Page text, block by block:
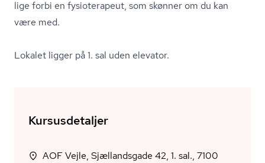
lige forbi en fysioterapeut, som skønner om du kan
være med.
Lokalet ligger på 1. sal uden elevator.
Kursusdetaljer
AOF Vejle, Sjællandsgade 42, 1. sal., 7100